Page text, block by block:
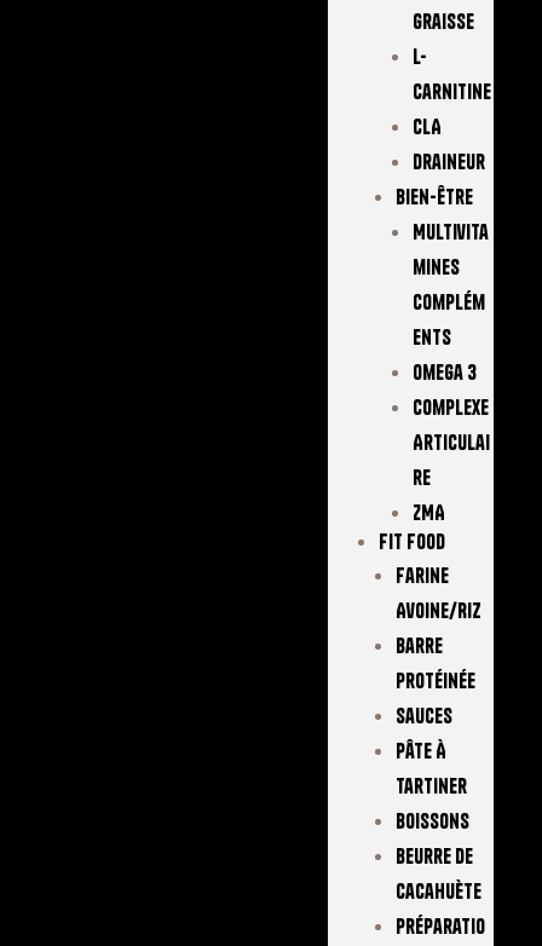
Graisse
L-
Carnitine
CLA
Draineur
Bien-Être
Multivita
Mines
Complém
Ents
Omega 3
Complexe
Articulai
Re
ZMA
FIT FOOD
Farine
Avoine/Riz
Barre
Protéinée
Sauces
Pâte À
Tartiner
Boissons
Beurre De
Cacahuète
Préparatio